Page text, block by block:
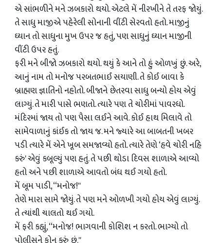
એ સાંભળીને મને ઝબકારો થયો. એટલે મેં નીરખીને તે તરફ જોયું.
તે સાધુ માજીએ પહેરેલી સોનાની વીંટી સેરવતો હતો. માજીનું
ઘ્‍યાન તો સાધુના મુખ ઉપર જ હતું, પણ સાધુનું ઘ્‍યાન માજીની
વીંટી ઉપર હતું.
ફરી મને બીજો ઝબકારો થયો. થયું કે આને તો હું ઓળખું છું. અરે,
આનું નામ તો મનોજ પરબતભાઈ સયાણી. તે કોઈ બાવા કે
બ્રાહ્મણ જ્ઞાતિનો નહોતો. બીજાને છેતરવા સાધુ બન્‍યો હોય એવું
લાગ્‍યું. તે મારી પાસે ભણતો. ત્‍યારે પણ તે ચોરીમાં પાવરધો.
મંદિરમાં જાય તો પણ પૈસા લઈને આવે. કોઈ હાથ મિલાવે તો
સામેવાળાનું કાંઈક તો જાય જ. મને જ્યારે આ બાબતની ખબર
પડી ત્‍યારે મેં એને ખૂબ સમજાવ્‍યો હતો. ત્‍યારે તેણે ‘હવે ચોરી નહિ
કરું' એવું કબૂલ્‍યું પણ હતું. તે પછી થોડા દિવસ શાળાએ આવ્‍યો
હતો અને પછી શાળાએ આવતો બંધ થઈ ગયો હતો.
મેં બૂમ પાડી, ‘‘મનોજ!''
તેણે મારા સામે જોયું. તે પણ મને ઓળખી ગયો હોય એવું લાગ્‍યું.
તે ત્‍યાંથી ચાલતો થઈ ગયો.
મેં ફરી કહ્યું, ‘‘મનોજ! ભાગવાની કોશિશ ન કરતો. ભાગ્‍યો તો